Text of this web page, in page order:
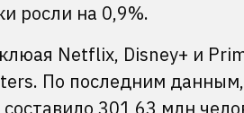
росли на 0,9%.
Netflix, Disney+ и
По последним
301,63 млн